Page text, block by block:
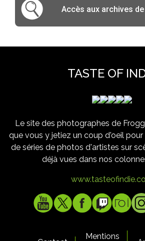
Accès aux archives
TASTE OF
Le site des photographes de
que vous y jetiez un coup d'oeil
de séries de photos d'artistes sur
déjà vues dans nos
Mentions